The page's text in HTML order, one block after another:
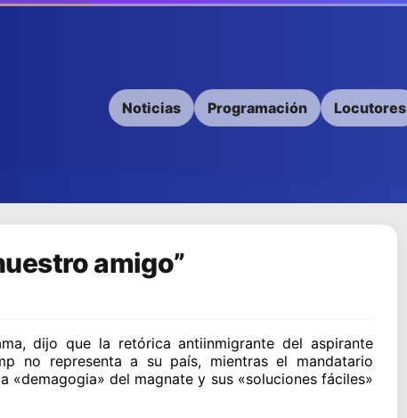
Noticias Programación Locutores
amigo”
dijo que la retórica antiinmigrante del aspirante
no representa a su país, mientras el mandatario
«demagogia» del magnate y sus «soluciones fáciles»